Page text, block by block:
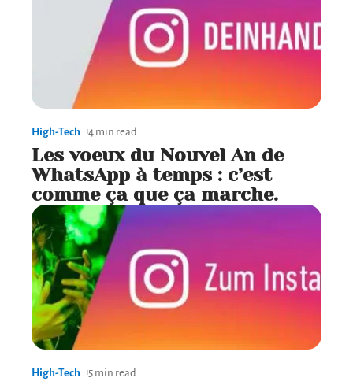
High-Tech 4 min read
Les voeux du Nouvel An de
WhatsApp à temps : c’est
comme ça que ça marche.
High-Tech 5 min read